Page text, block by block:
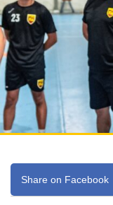
Share on Facebook